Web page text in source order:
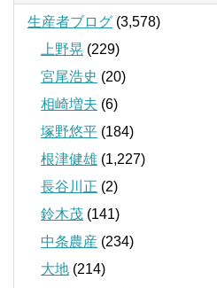
生産者ブログ (3,578)
上野晃 (229)
宮尾浩史 (20)
相崎増夫 (6)
塚野悠平 (184)
根津健雄 (1,227)
長谷川正 (2)
鈴木茂 (141)
中条農産 (234)
大地 (214)